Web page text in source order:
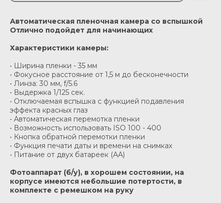
Автоматическая пленочная камера со вспышкой
Отлично подойдет для начинающих
Характеристики камеры:
• Ширина пленки - 35 мм
• Фокусное расстояние от 1,5 м до бесконечности
• Линза: 30 мм, f/5.6
• Выдержка 1/125 сек.
• Отключаемая вспышка с функцией подавления
эффекта красных глаз
• Автоматическая перемотка пленки
• Возможность использовать ISO 100 - 400
• Кнопка обратной перемотки пленки
• Функция печати даты и времени на снимках
• Питание от двух батареек (АА)
Фотоаппарат (б/у), в хорошем состоянии, на
корпусе имеются небольшие потертости, в
комплекте с ремешком на руку